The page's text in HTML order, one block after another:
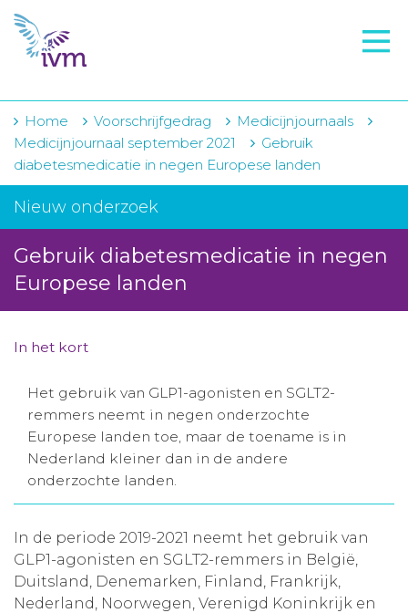
VMI
FTO voorbereiding
IVM-academie
Zorginstellingen
Projecten
Over IVM
Actueel
Contact
Winkelwagentje
Aanmelden nieuwsbrief
Inloggen
Toegang leeromgeving
Home Voorschrijfgedrag
Medicijnjournaals
Medicijnjournaal september 2021
Gebruik
diabetesmedicatie in negen Europese landen
Nieuw onderzoek
Gebruik diabetesmedicatie in negen
Europese landen
In het kort
Het gebruik van GLP1-agonisten en SGLT2-
remmers neemt in negen onderzochte
Europese landen toe, maar de toename is in
Nederland kleiner dan in de andere
onderzochte landen.
In de periode 2019-2021 neemt het gebruik van
GLP1-agonisten en SGLT2-remmers in België,
Duitsland, Denemarken, Finland, Frankrijk,
Nederland, Noorwegen, Verenigd Koninkrijk en